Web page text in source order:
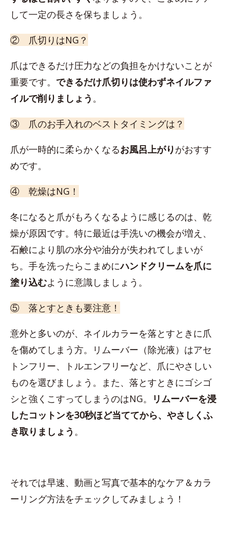
して一定の長さを保ちましょう。
② 爪切りはNG？
爪はできるだけ圧力などの負担をかけないことが
重要です。 できるだけ爪切りは使わずネイルファ
イルで削りましょう 。
③ 爪のお手入れのベストタイミングは？
爪が一時的に柔らかくなるお風呂上がりがおすす
めです。
④ 乾燥はNG！
冬になると爪がもろくなるように感じるのは、乾
燥が原因です。特に最近は手洗いの機会が増え、
石鹸により肌の水分や油分が失われてしまいが
ち。手を洗ったらこまめにハンドクリームを爪に
塗り込むように意識しましょう。
⑤ 落とすときも要注意！
意外と多いのが、ネイルカラーを落とすときに爪
を傷めてしまう方。リムーバー（除光液）はアセ
トンフリー、トルエンフリーなど、爪にやさしい
ものを選びましょう。また、落とすときにゴシゴ
シと強くこすってしまうのはNG。
リムーバーを浸
したコットンを30秒ほど当ててから、やさしくふ
き取りましょう 。
それでは早速、動画と写真で基本的なケア＆カラ
ーリング方法をチェックしてみましょう！